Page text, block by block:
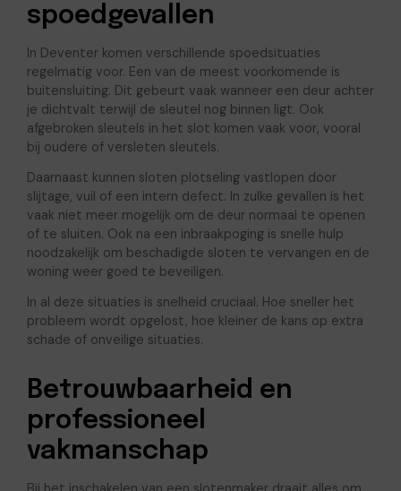
spoedgevallen
In Deventer komen verschillende spoedsituaties
regelmatig voor. Een van de meest voorkomende is
buitensluiting. Dit gebeurt vaak wanneer een deur achter
je dichtvalt terwijl de sleutel nog binnen ligt. Ook
afgebroken sleutels in het slot komen vaak voor, vooral
bij oudere of versleten sleutels.
Daarnaast kunnen sloten plotseling vastlopen door
slijtage, vuil of een intern defect. In zulke gevallen is het
vaak niet meer mogelijk om de deur normaal te openen
of te sluiten. Ook na een inbraakpoging is snelle hulp
noodzakelijk om beschadigde sloten te vervangen en de
woning weer goed te beveiligen.
In al deze situaties is snelheid cruciaal. Hoe sneller het
probleem wordt opgelost, hoe kleiner de kans op extra
schade of onveilige situaties.
Betrouwbaarheid en
professioneel
vakmanschap